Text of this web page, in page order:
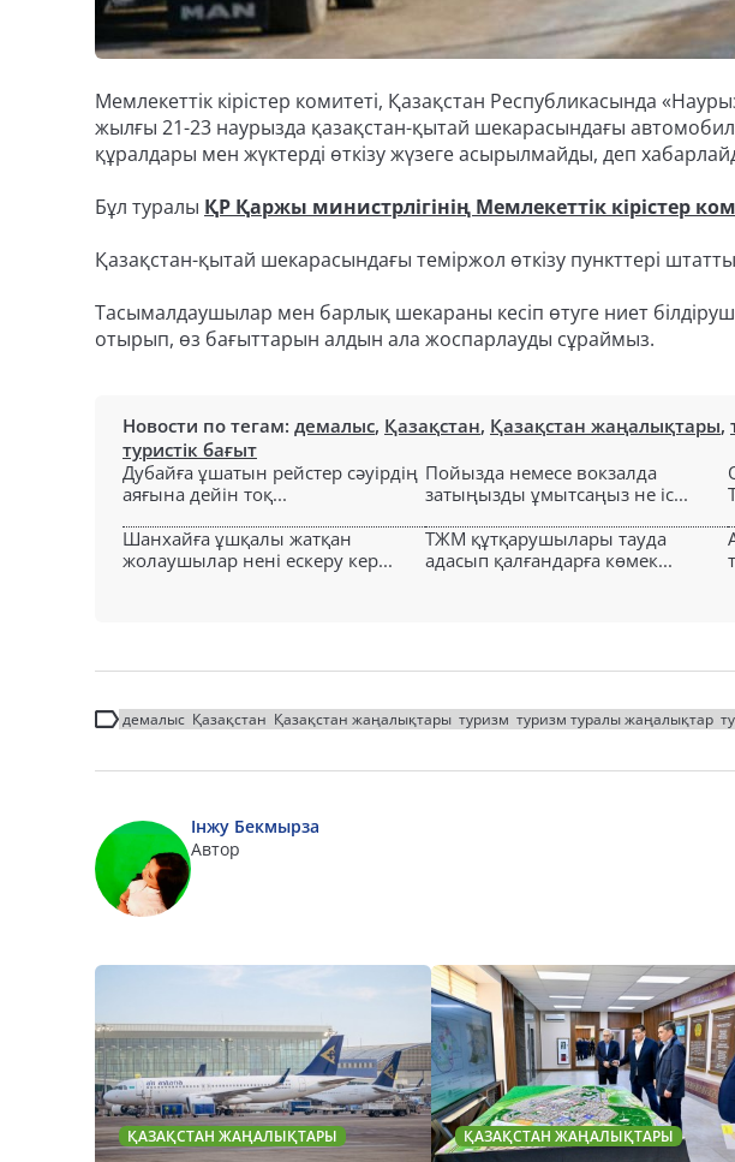
Мемлекеттік кірістер комитеті, Қазақстан Республикасында
жылғы 21-23 наурызда қазақстан-қытай шекарасындағы автомобиль
құралдары мен жүктерді өткізу жүзеге асырылмайды, деп
Бұл туралы ҚР Қаржы министрлігінің Мемлекеттік кірістер
Қазақстан-қытай шекарасындағы теміржол өткізу пункттері
Тасымалдаушылар мен барлық шекараны кесіп өтуге ниет
отырып, өз бағыттарын алдын ала жоспарлауды сұраймыз.
Новости по тегам: демалыс, Қазақстан, Қазақстан жаңалықтары,
туристік бағыт
Дубайға ұшатын рейстер сәуірдің
аяғына дейін тоқ...
Пойызда немесе вокзалда
затыңызды ұмытсаңыз не іс...
Шанхайға ұшқалы жатқан
жолаушылар нені ескеру кер...
ТЖМ құтқарушылары тауда
адасып қалғандарға көмек...
демалыс Қазақстан Қазақстан жаңалықтары туризм туризм туралы жаңалықтар
Інжу Бекмырза
Автор
ҚАЗАҚСТАН ЖАҢАЛЫҚТАРЫ ҚАЗАҚСТАН ЖАҢАЛЫҚТАРЫ